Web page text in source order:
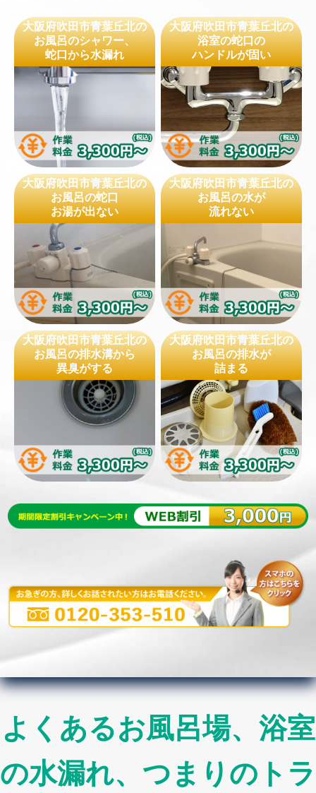
大阪府吹田市青葉丘北の
お風呂のシャワー、
蛇口から水漏れ
大阪府吹田市青葉丘北の
浴室の蛇口の
ハンドルが固い
大阪府吹田市青葉丘北の
お風呂の蛇口
お湯が出ない
大阪府吹田市青葉丘北の
お風呂の水が
流れない
大阪府吹田市青葉丘北の
お風呂の排水溝から
異臭がする
大阪府吹田市青葉丘北の
お風呂の排水が
詰まる
よくあるお風呂場、浴室
の水漏れ、つまりのトラ